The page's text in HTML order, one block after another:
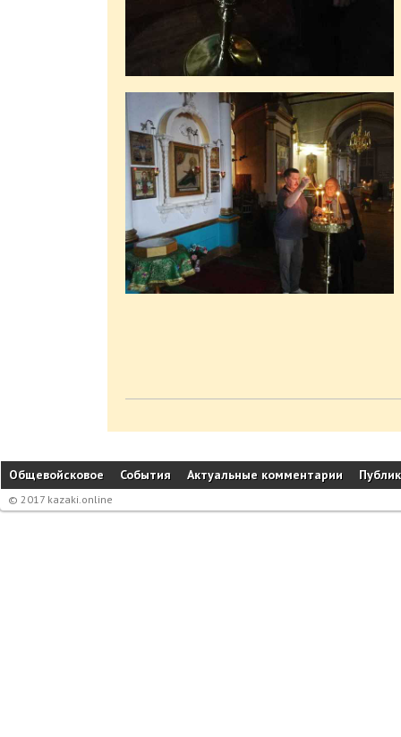
Общевойсковое События Актуальные комментарии
© 2017 kazaki.online